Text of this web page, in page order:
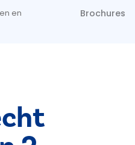
en
Brochures